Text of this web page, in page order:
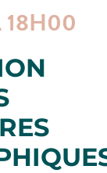
18H00